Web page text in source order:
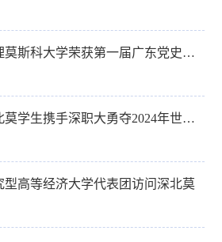
喜报！深圳北理莫斯科大学荣获第一届广东党史文献征集展示活动入选成果奖项
联手摘金！深北莫学生携手深职大勇夺2024年世界职业院校技能大赛金奖
型高等经济大学代表团访问深北莫